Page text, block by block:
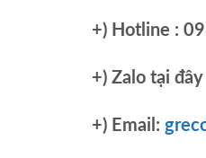
+) Hotline :
+) Zalo tại đây
+) Email: